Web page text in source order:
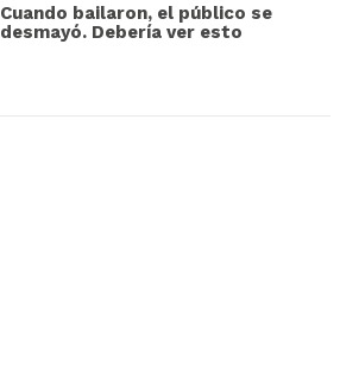
Cuando bailaron, el público se
desmayó. Debería ver esto